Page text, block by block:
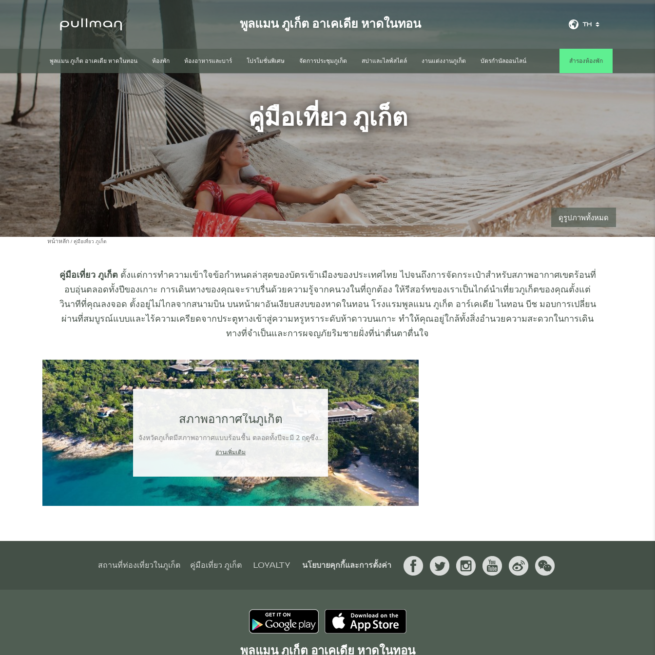
พูลแมน ภูเก็ต อาเคเดีย หาดในทอน TH
พูลแมน ภูเก็ต อาเคเดีย หาดในทอน ห้องพัก ห้องอาหารและบาร์ โปรโมชั่นพิเศษ จัดการประชุมภูเก็ต สปาและไลฟ์สไตล์ งานแต่งงานภูเก็ต บัตรกำนัลออนไลน์ สำรองห้องพัก
ดูรูปภาพทั้งหมด
คู่มือเที่ยว ภูเก็ต
หน้าหลัก คู่มือเที่ยว ภูเก็ต
คู่มือเที่ยว ภูเก็ต ตั้งแต่การทำความเข้าใจข้อกำหนดล่าสุดของบัตรเข้าเมืองของประเทศไทย ไปจนถึงการจัดกระเป๋าสำหรับสภาพอากาศเขตร้อนที่
อบอุ่นตลอดทั้งปีของเกาะ การเดินทางของคุณจะราบรื่นด้วยความรู้จากคนวงในที่ถูกต้อง ให้รีสอร์ทของเราเป็นไกด์นำเที่ยวภูเก็ตของคุณตั้งแต่
วินาทีที่คุณลงจอด ตั้งอยู่ไม่ไกลจากสนามบิน บนหน้าผาอันเงียบสงบของหาดในทอน โรงแรมพูลแมน ภูเก็ต อาร์เคเดีย ไนทอน บีช มอบการเปลี่ยน
ผ่านที่สมบูรณ์แบบและไร้ความเครียดจากประตูทางเข้าสู่ความหรูหราระดับห้าดาวบนเกาะ ทำให้คุณอยู่ใกล้ทั้งสิ่งอำนวยความสะดวกในการเดิน
ทางที่จำเป็นและการผจญภัยริมชายฝั่งที่น่าตื่นตาตื่นใจ
สภาพอากาศในภูเก็ต
จังหวัดภูเก็ตมีสภาพอากาศแบบร้อนชื้น ตลอดทั้งปีจะมี 2 ฤดูซึ่ง...
อ่านเพิ่มเติม
สถานที่ท่องเที่ยวในภูเก็ต คู่มือเที่ยว ภูเก็ต LOYALTY นโยบายคุกกี้และการตั้งค่า
พูลแมน ภูเก็ต อาเคเดีย หาดในทอน